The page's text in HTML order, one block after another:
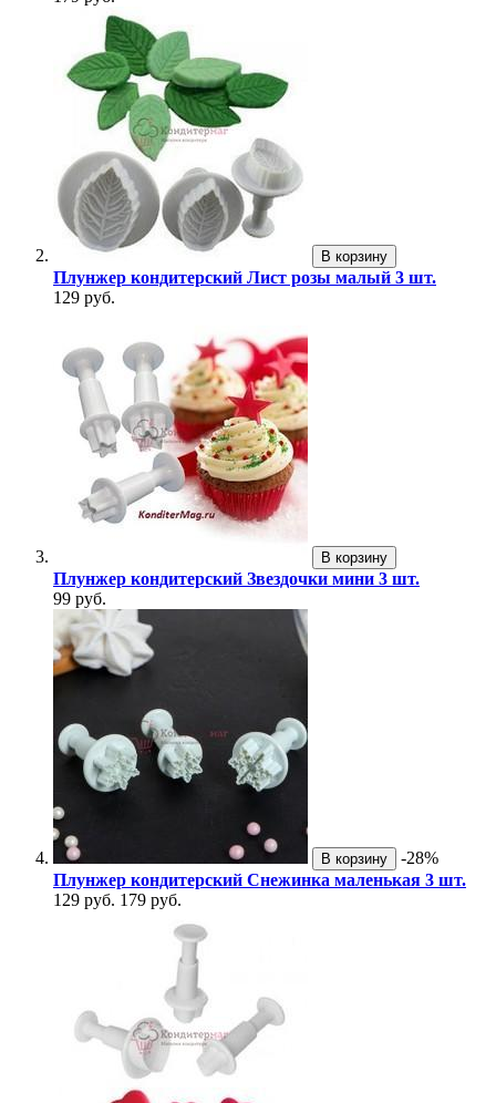
В корзину
Плунжер кондитерский Лист розы малый 3 шт.
129 руб.
В корзину
Плунжер кондитерский Звездочки мини 3 шт.
99 руб.
В корзину
-28%
Плунжер кондитерский Снежинка маленькая 3 шт.
129 руб. 179 руб.